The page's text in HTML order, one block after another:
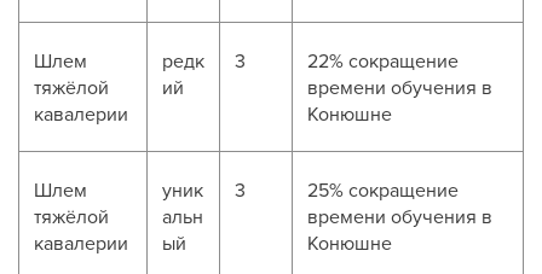
Шлем
тяжёлой
кавалерии
редк
ий
3
22% сокращение
времени обучения в
Конюшне
Шлем
тяжёлой
кавалерии
уник
альн
ый
3
25% сокращение
времени обучения в
Конюшне